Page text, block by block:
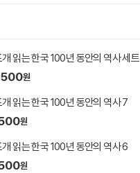
읽는 한국 100년 동안의 역사 세트
원
읽는 한국 100년 동안의 역사 7
원
읽는 한국 100년 동안의 역사 6
원